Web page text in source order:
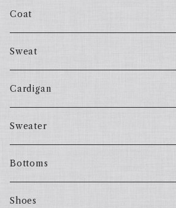
Coat
Sweat
Cardigan
Sweater
Bottoms
Shoes